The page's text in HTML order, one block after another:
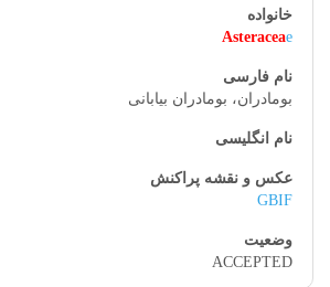
Asteraceae
بومادران، بومادران بیابانی
GBIF
ACCEPTED